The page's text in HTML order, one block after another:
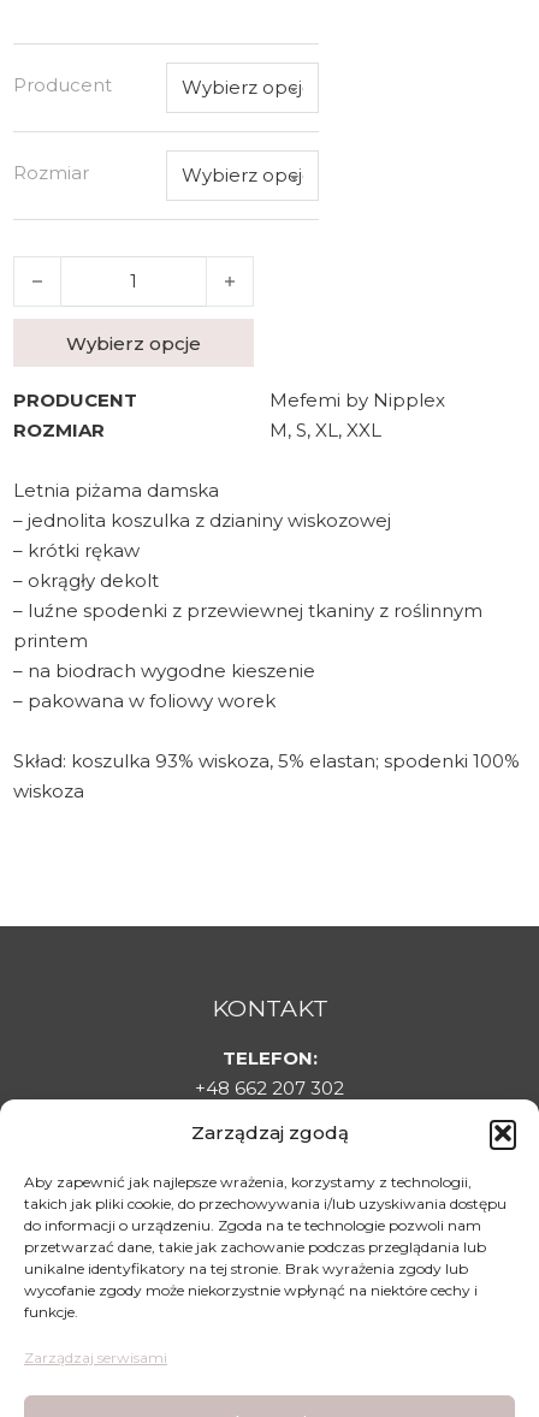
Zarządzaj zgodą
Aby zapewnić jak najlepsze wrażenia, korzystamy z technologii,
takich jak pliki cookie, do przechowywania i/lub uzyskiwania dostępu
do informacji o urządzeniu. Zgoda na te technologie pozwoli nam
przetwarzać dane, takie jak zachowanie podczas przeglądania lub
unikalne identyfikatory na tej stronie. Brak wyrażenia zgody lub
wycofanie zgody może niekorzystnie wpłynąć na niektóre cechy i
funkcje.
Zarządzaj serwisami
Producent
Rozmiar
ilość Piżama Mefemi Aurora PC82
Wybierz opcje
PRODUCENT
Mefemi by Nipplex
ROZMIAR
M, S, XL, XXL
Letnia piżama damska
– jednolita koszulka z dzianiny wiskozowej
– krótki rękaw
– okrągły dekolt
– luźne spodenki z przewiewnej tkaniny z roślinnym
printem
– na biodrach wygodne kieszenie
– pakowana w foliowy worek
Skład: koszulka 93% wiskoza, 5% elastan; spodenki 100%
wiskoza
KONTAKT
TELEFON:
+48 662 207 302
sklepladyelin@gmail.com
ADRES:
Targowa 1C, 22-500 Hrubieszów
DLA KLIENTA
Regulamin sklepu